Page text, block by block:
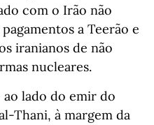
com o Irão não
a Teerão e
iranianos de não
nucleares.
lado do emir do
Thani, à margem da